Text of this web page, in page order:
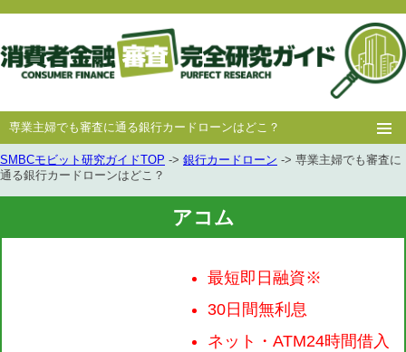
専業主婦でも審査に通る銀行カードローンはどこ？
ホー
ム
消費者
金融
中小消費者
金融
キャッシング
審査
キャッシング
豆知識
SMBCモビット研究ガイドTOP -> 銀行カードローン -> 専業主婦でも審査に
通る銀行カードローンはどこ？
アコム
最短即日融資※
30日間無利息
ネット・ATM24時間借入